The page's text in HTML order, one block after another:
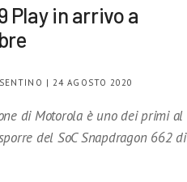
Play in arrivo a
| 24 AGOSTO 2020
di Motorola è uno dei primi al
del SoC Snapdragon 662 di